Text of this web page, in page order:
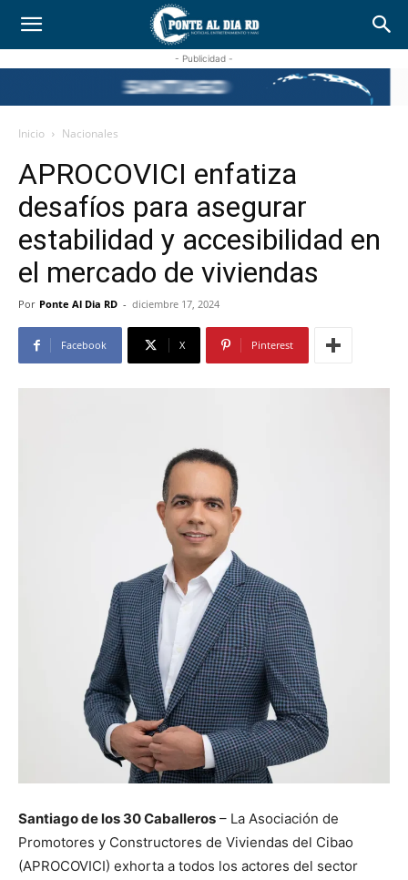
- Publicidad -
Inicio Nacionales
APROCOVICI enfatiza
desafíos para asegurar
estabilidad y accesibilidad en
el mercado de viviendas
Por Ponte Al Dia RD - diciembre 17, 2024
Facebook X Pinterest
Santiago de los 30 Caballeros – La Asociación de
Promotores y Constructores de Viviendas del Cibao
(APROCOVICI) exhorta a todos los actores del sector